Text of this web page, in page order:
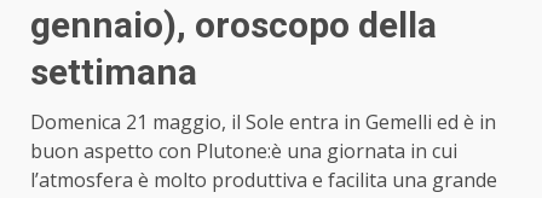
gennaio), oroscopo della
settimana
Domenica 21 maggio, il Sole entra in Gemelli ed è in
buon aspetto con Plutone:è una giornata in cui
l’atmosfera è molto produttiva e facilita una grande